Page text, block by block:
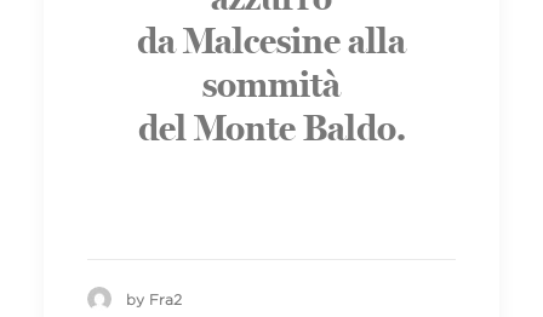
da Malcesine alla
sommità
del Monte Baldo.
by Fra2